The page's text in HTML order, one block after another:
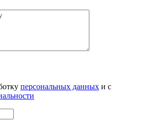
персональных данных и с